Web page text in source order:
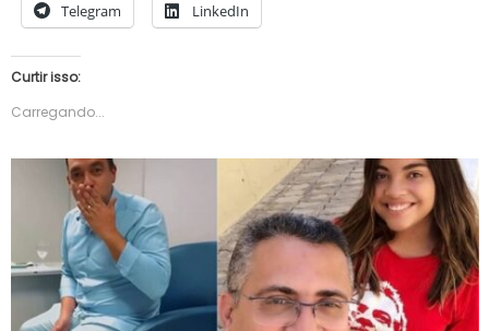
Telegram LinkedIn
Curtir isso:
Carregando...